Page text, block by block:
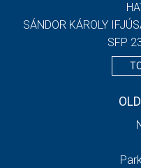
SÁNDOR KÁROLY
SFP